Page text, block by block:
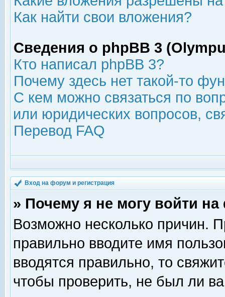
Как найти свои вложения?
Сведения о phpBB 3
Кто написал phpBB 3?
Почему здесь нет такой-то
С кем можно связаться по
или юридических вопросов,
Перевод FAQ
Вход на форум и регистрация
» Почему я не могу войти
Возможно несколько причин.
правильно вводите имя
вводятся правильно, то
чтобы проверить, не был ли